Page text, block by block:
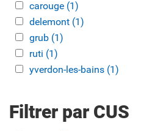
Apply carouge filter
carouge (1)
Apply delemont filter
delemont (1)
Apply grub filter
grub (1)
Apply ruti filter
ruti (1)
Apply yverdon-les-bains filter
yverdon-les-bains (1)
Filtrer par CUS